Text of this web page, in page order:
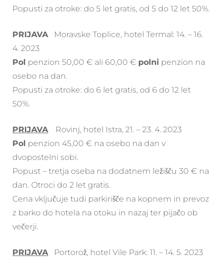
Popusti za otroke: do 5 let gratis, od 5 do 12 let 50%.
PRIJAVAMoravske Toplice, hotel Termal: 14. – 16.
4. 2023
Pol penzion 50,00 € ali 60,00 € polni penzion na
osebo na dan.
Popusti za otroke: do 6 let gratis, od 6 do 12 let
50%.
PRIJAVA
Rovinj, hotel Istra, 21. – 23. 4. 2023
Pol penzion 45,00 € na osebo na dan v
dvopostelni sobi.
Popust – tretja oseba na dodatnem ležišču 30 € na
dan. Otroci do 2 let gratis.
Cena vključuje tudi parkirišče na kopnem in prevoz
z barko do hotela na otoku in nazaj ter pijačo ob
večerji.
PRIJAVAPortorož, hotel Vile Park: 11. – 14. 5. 2023